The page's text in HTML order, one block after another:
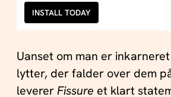
INSTALL TODAY
Uanset om man er
lytter, der falder over dem
leverer Fissure et klart